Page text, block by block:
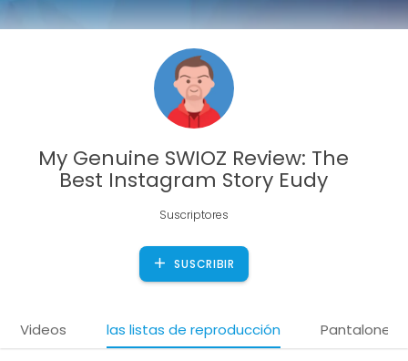
My Genuine SWIOZ Review: The
Best Instagram Story Eudy
Suscriptores
SUSCRIBIR
Videos las listas de reproducción Pantalones